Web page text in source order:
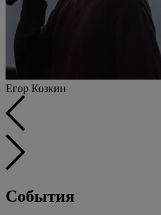
Егор Козкин
События